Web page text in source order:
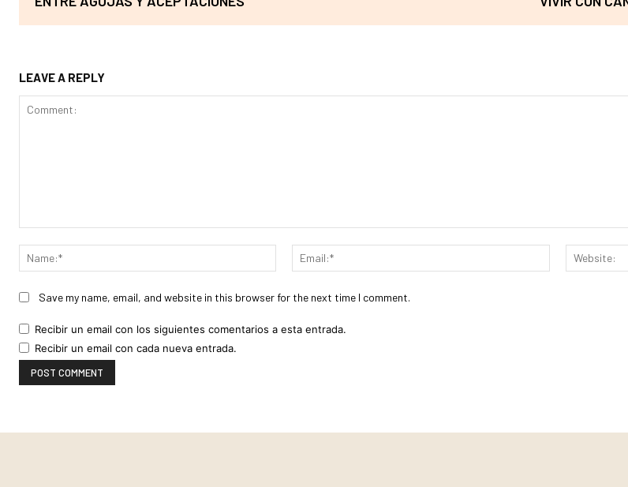
LEAVE A REPLY
Name:*
Email:*
Save my name, email, and website in this browser for the next time I comment.
Recibir un email con los siguientes comentarios a esta entrada.
Recibir un email con cada nueva entrada.